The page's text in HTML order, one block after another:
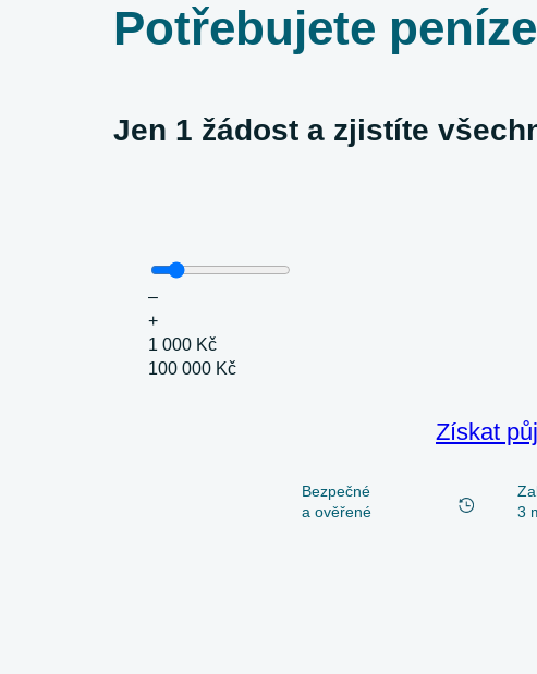
Potřebujete
Jen 1 žádost a zjistíte
–
+
1 000 Kč
100 000 Kč
Získat
Bezpečné
a ověřené
3